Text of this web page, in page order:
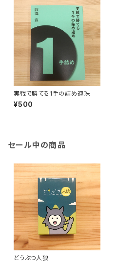
実戦で勝てる1手の詰め連珠
¥500
セール中の商品
どうぶつ人狼